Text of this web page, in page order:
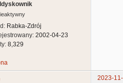
Rabka-Zdrój
2002-04-23
8,329
2023-